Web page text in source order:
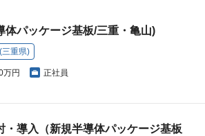
体パッケージ基板/三重・亀山)
三重県)
万円 正社員
導入（新規半導体パッケージ基板